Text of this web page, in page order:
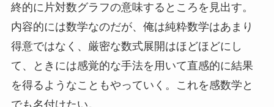
終的に片対数グラフの意味するところを見出す。
内容的には数学なのだが、俺は純粋数学はあまり
得意ではなく、厳密な数式展開はほどほどにし
て、ときには感覚的な手法を用いて直感的に結果
を得るようなこともやっていく。これを感数学と
でも名付けたい。